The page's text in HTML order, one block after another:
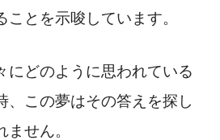
とを示唆しています。
にどのように思われている
、この夢はその答えを探し
せん。